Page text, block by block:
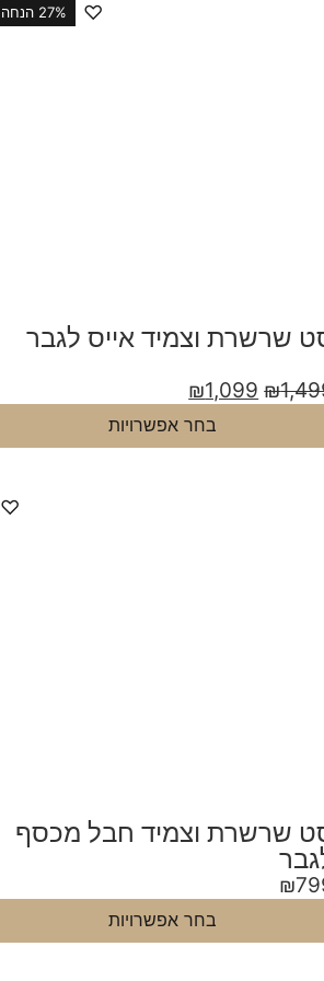
27% הנחה ♡
שרשרת וצמיד אייס לגבר
₪
₪1,099
בחר אפשרויות
♡
שרשרת וצמיד חבל מכסף
₪
בחר אפשרויות